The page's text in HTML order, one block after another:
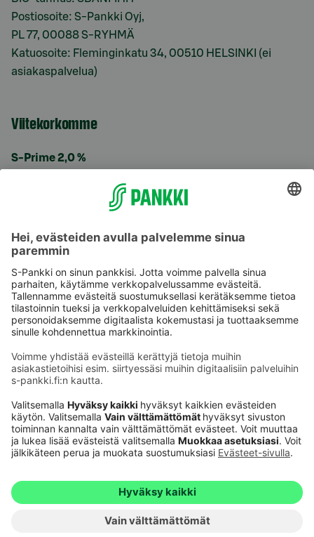
Postiosoite: S-Pankki Oyj,
PL 77, 00088 S-RYHMÄ
Katuosoite: Fleminginkatu 34, 00510 HELSINKI (ei
asiakaspalvelua)
Viitekorkomme
S-Prime 2,0 %
Käyttöehdot
Saavutettavuusseloste
Evästeet
Verkkopalvelujen käytön edellytykset